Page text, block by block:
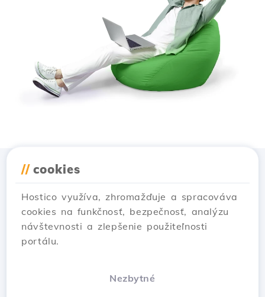
// cookies
Hostico využíva, zhromažďuje a spracováva
cookies na funkčnosť, bezpečnosť, analýzu
návštevnosti a zlepšenie použiteľnosti
portálu.
Nezbytné
Stiahnuť aplikáciu